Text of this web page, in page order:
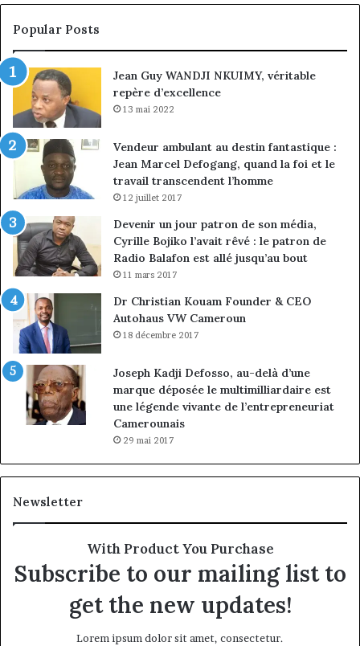
intérim,
fin
mandat
pour
Norbert
Ngniwake
Popular Posts
Jean Guy WANDJI NKUIMY, véritable
repère d’excellence
13 mai 2022
Vendeur ambulant au destin fantastique :
Jean Marcel Defogang, quand la foi et le
travail transcendent l’homme
12 juillet 2017
Devenir un jour patron de son média,
Cyrille Bojiko l’avait rêvé : le patron de
Radio Balafon est allé jusqu’au bout
11 mars 2017
Dr Christian Kouam Founder & CEO
Autohaus VW Cameroun
18 décembre 2017
Joseph Kadji Defosso, au-delà d’une
marque déposée le multimilliardaire est
une légende vivante de l’entrepreneuriat
Camerounais
29 mai 2017
Newsletter
With Product You Purchase
Subscribe to our mailing list to
get the new updates!
Lorem ipsum dolor sit amet, consectetur.